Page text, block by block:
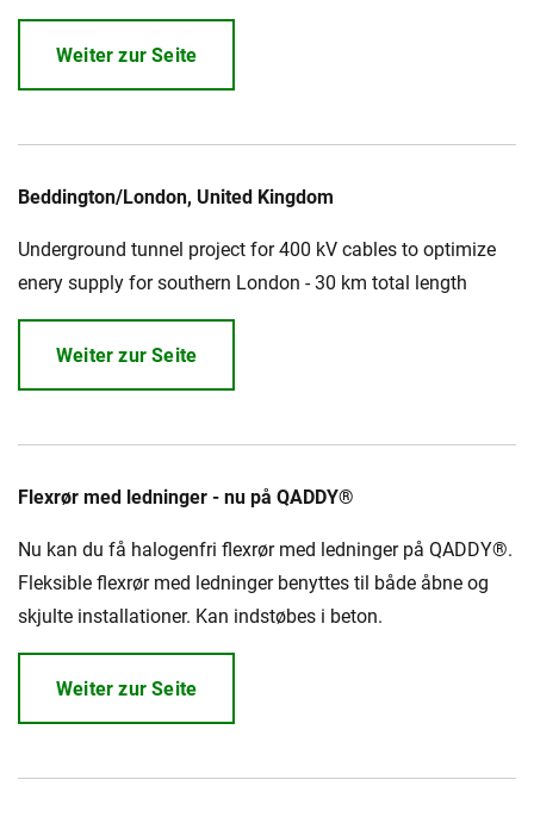
Weiter zur Seite
Beddington/London, United Kingdom
Underground tunnel project for 400 kV cables to optimize
enery supply for southern London - 30 km total length
Weiter zur Seite
Flexrør med ledninger - nu på QADDY®
Nu kan du få halogenfri flexrør med ledninger på QADDY®.
Fleksible flexrør med ledninger benyttes til både åbne og
skjulte installationer. Kan indstøbes i beton.
Weiter zur Seite